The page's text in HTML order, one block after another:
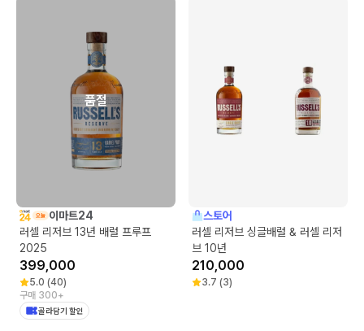
품절
이마트24
러셀 리저브 13년 배럴 프루프
2025
399,000
5.0 (40)
구매 300+
골라담기 할인
스토어
러셀 리저브 싱글배럴 & 러셀 리저
브 10년
210,000
3.7 (3)